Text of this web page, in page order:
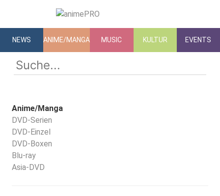
NEWS ANIME/MANGA MUSIC KULTUR EVENTS
Anime/Manga
DVD-Serien
DVD-Einzel
DVD-Boxen
Blu-ray
Asia-DVD